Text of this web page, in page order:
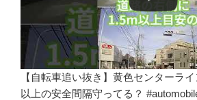
【自転車追い抜き】黄色センターラ
以上の安全間隔守ってる？